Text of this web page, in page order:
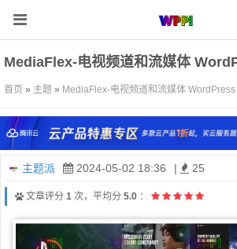
MediaFlex-电视频​​道和流媒体
首页 » 主题 » MediaFlex-电视频​​道和流媒体 WordPress
主题派 2024-05-02 18:36 | 25
文章评分 1 次，平均分 5.0 ：